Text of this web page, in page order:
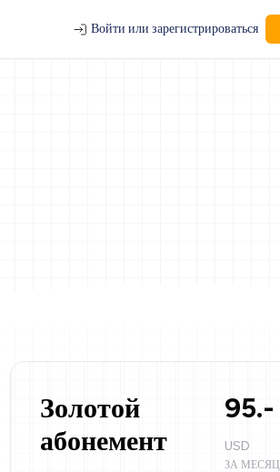
Войти или зарегистрироваться
Золотой
абонемент
95.-
USD
ЗА МЕСЯЦ